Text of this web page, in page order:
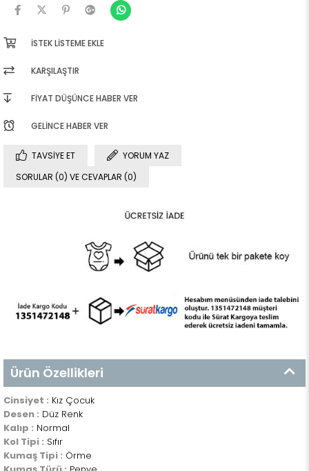
İSTEK LISTEME EKLE
KARŞILAŞTIR
FIYAT DÜŞÜNCE HABER VER
GELINCE HABER VER
TAVSIYE ET
YORUM YAZ
SORULAR (0) VE CEVAPLAR (0)
Ürün Özellikleri
Cinsiyet : Kız Çocuk
Desen : Düz Renk
Kalıp : Normal
Kol Tipi : Sıfır
Kumaş Tipi : Örme